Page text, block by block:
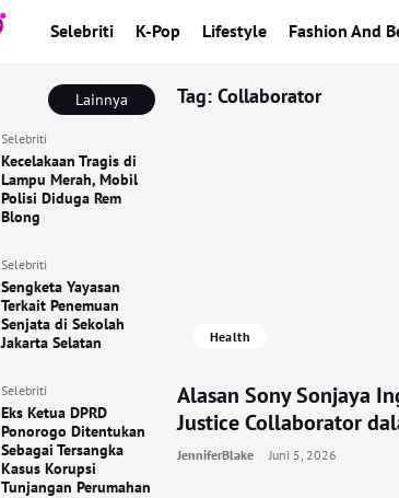
Selebriti K-Pop Lifestyle Fashion And
Lainnya
Selebriti
Kecelakaan Tragis di
Lampu Merah, Mobil
Polisi Diduga Rem
Blong
Selebriti
Sengketa Yayasan
Terkait Penemuan
Senjata di Sekolah
Jakarta Selatan
Selebriti
Eks Ketua DPRD
Ponorogo Ditentukan
Sebagai Tersangka
Kasus Korupsi
Tunjangan Perumahan
Tag: Collaborator
Health
Alasan Sony Sonjaya
Justice Collaborator
JenniferBlake Juni 5, 2026